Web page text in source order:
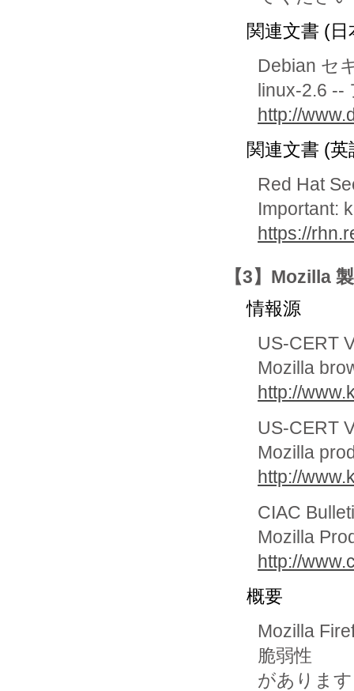
関連文書 (日
Debian セ
linux-2.6 --
http://
関連文書 (英
Red Hat
Important:
https://
【3】Mozilla
情報源
US-CERT
Mozilla
http://
US-CERT
Mozilla
http://
CIAC
Mozilla
http://
概要
Mozilla
脆弱性
がありま